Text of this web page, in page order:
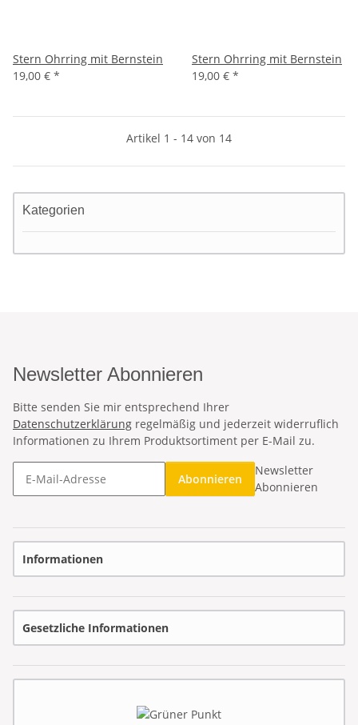
Stern Ohrring mit Bernstein
19,00 € *
Stern Ohrring mit Bernstein
19,00 € *
Artikel 1 - 14 von 14
Kategorien
Newsletter Abonnieren
Bitte senden Sie mir entsprechend Ihrer
Datenschutzerklärung regelmäßig und jederzeit widerruflich
Informationen zu Ihrem Produktsortiment per E-Mail zu.
Abonnieren
Newsletter
Abonnieren
Informationen
Gesetzliche Informationen